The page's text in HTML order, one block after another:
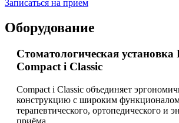
Записаться на прием
Оборудование
Стоматологическая установка
Compact i Classic
Compact i Classic объединяет
конструкцию с широким
терапевтического, ортопедического и
приёма.